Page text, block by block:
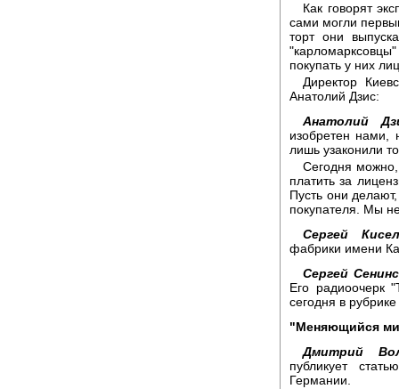
Как говорят
сами могли
торт они
покупать у них
Директор
Анатолий Дзис:
Анатолий
изобретен нами,
лишь узаконили
Сегодня можно,
платить за
Пусть они
покупателя. Мы
Сергей
фабрики имени
Сергей
Его радиоочерк
сегодня в
"Меняющийся
Дмитрий
публикует
Германии.